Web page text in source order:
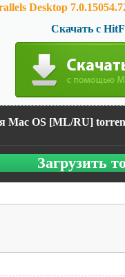
Desktop
Скачать с
Mac OS [ML/RU]
Загрузить